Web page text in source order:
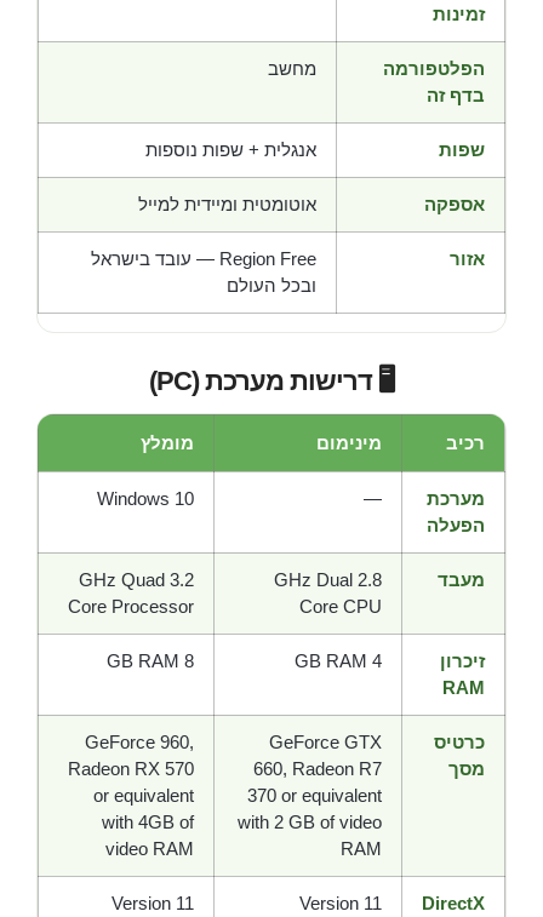
זמינות
הפלטפורמה
בדף זה
מחשב
שפות אנגלית + שפות נוספות
אספקה אוטומטית ומיידית למייל
אזור
Region Free — עובד בישראל
ובכל העולם
🖥️ דרישות מערכת (PC)
רכיב מינימום מומלץ
מערכת
הפעלה
—
Windows 10
מעבד
2.8 GHz Dual
Core CPU
3.2 GHz Quad
Core Processor
זיכרון
RAM
4 GB RAM
8 GB RAM
כרטיס
מסך
GeForce GTX
660, Radeon R7
370 or equivalent
with 2 GB of video
RAM
GeForce 960,
Radeon RX 570
or equivalent
with 4GB of
video RAM
DirectX
Version 11
Version 11